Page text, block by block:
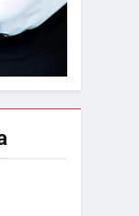
शुरू
होगा
की